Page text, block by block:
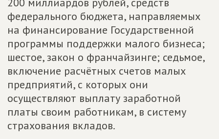
федерального бюджета, направляемых
на финансирование Государственной
программы поддержки малого бизнеса;
шестое, закон о франчайзинге; седьмое,
включение расчётных счетов малых
предприятий, с которых они
осуществляют выплату заработной
платы своим работникам, в систему
страхования вкладов.